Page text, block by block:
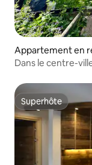
Appartement en
Dans le centre-
Superhôte
Superhôte